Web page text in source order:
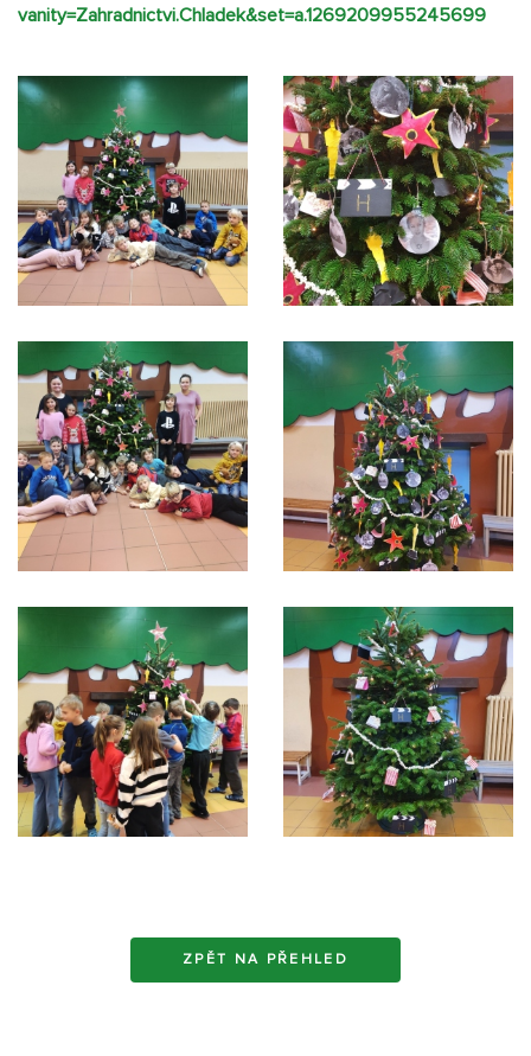
vanity=Zahradnictvi.Chladek&set=a.1269209955245699
ZPĚT NA PŘEHLED